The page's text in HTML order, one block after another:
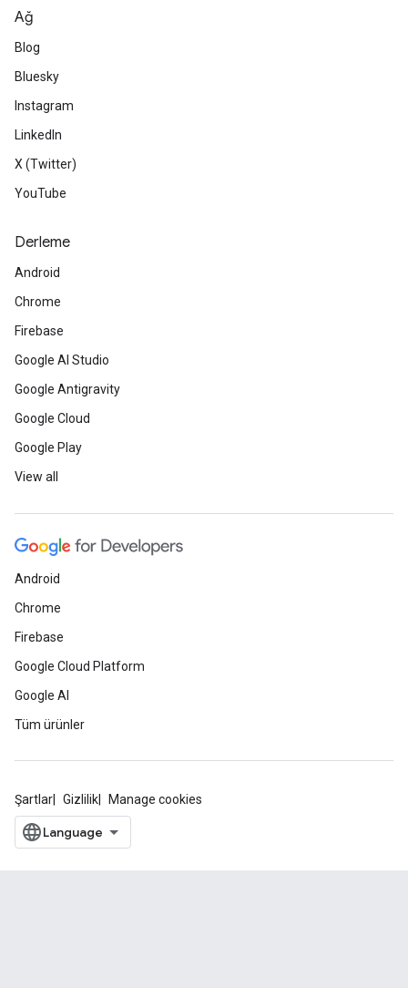
Ağ
Blog
Bluesky
Instagram
LinkedIn
X (Twitter)
YouTube
Derleme
Android
Chrome
Firebase
Google AI Studio
Google Antigravity
Google Cloud
Google Play
View all
Android
Chrome
Firebase
Google Cloud Platform
Google AI
Tüm ürünler
Şartlar Gizlilik Manage cookies